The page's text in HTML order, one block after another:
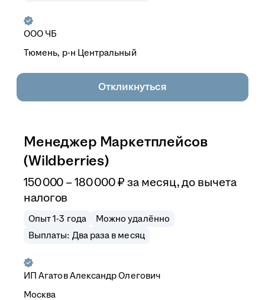
ООО ЧБ
Тюмень, р-н Центральный
Откликнуться
Менеджер Маркетплейсов
(Wildberries)
150 000 –180 000₽ за месяц,до вычета
налогов
Опыт 1-3 года
Можно удалённо
Выплаты: Два раза в месяц
ИПАгатов Александр Олегович
Москва